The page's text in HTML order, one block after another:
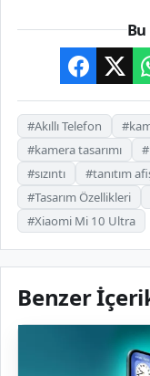
#Akıllı Telefon
#kamera tasarımı
#sızıntı
#tanıtım
#Tasarım Özellikleri
#Xiaomi Mi 10 Ultra
Benzer